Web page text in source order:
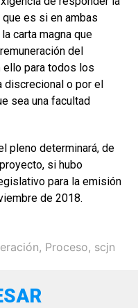
es si en ambas
carta magna que
del
ello para todos los
discrecional o por el
sea una facultad
pleno determinará, de
si hubo
para la emisión
de 2018.
, Proceso, scjn